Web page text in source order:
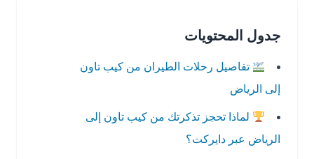
جدول المحتويات
تفاصيل رحلات الطيران من كيب تاون
إلى الرياض
لماذا تحجز تذكرتك من كيب تاون إلى
الرياض عبر دايركت؟